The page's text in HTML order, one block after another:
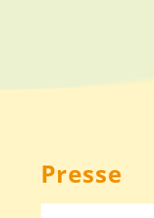
Presse